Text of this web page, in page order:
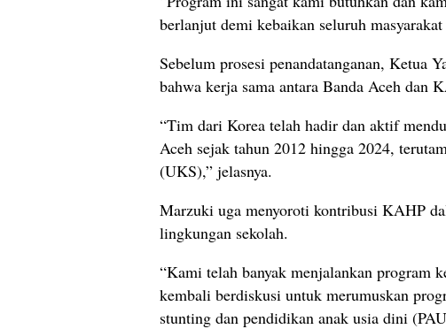
berlanjut demi kebaikan seluruh
Sebelum prosesi penandatanganan, Ketua
bahwa kerja sama antara Banda Aceh dan
“Tim dari Korea telah hadir dan aktif
Aceh sejak tahun 2012 hingga 2024,
(UKS),” jelasnya.
Marzuki uga menyoroti kontribusi KAHP
lingkungan sekolah.
“Kami telah banyak menjalankan program
kembali berdiskusi untuk merumuskan
stunting dan pendidikan anak usia dini